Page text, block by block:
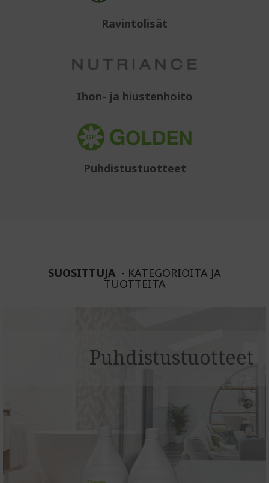
Ravintolisät
Ihon- ja hiustenhoito
Puhdistustuotteet
SUOSITTUJA - KATEGORIOITA JA
TUOTTEITA
Puhdistustuotteet